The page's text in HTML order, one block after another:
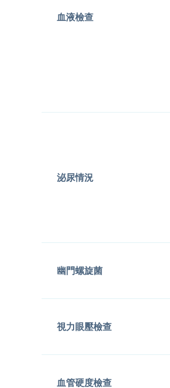
血液檢查
泌尿情況
幽門螺旋菌
視力眼壓檢查
血管硬度檢查